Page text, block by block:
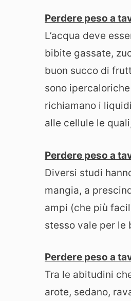
Perdere peso a
L’acqua deve
bibite gassate,
buon succo di
sono
richiamano i
alle cellule le
Perdere peso a
Diversi studi
mangia, a
ampi (che più
stesso vale per le
Perdere peso a
Tra le abitudini
arote, sedano,